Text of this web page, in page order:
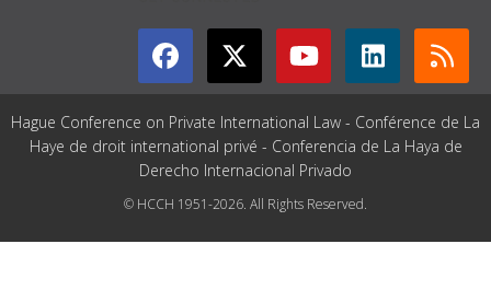
Hague Conference on Private International Law - Conférence de La
Haye de droit international privé - Conferencia de La Haya de
Derecho Internacional Privado
© HCCH 1951-2026. All Rights Reserved.